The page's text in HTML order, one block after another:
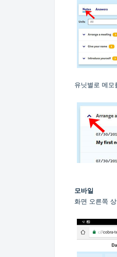
유닛별로 메
모바일
화면 오른쪽